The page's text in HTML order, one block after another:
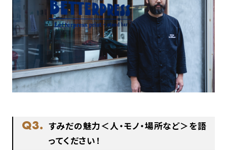
Q3. すみだの魅力＜人・モノ・場所など＞を語
ってください！